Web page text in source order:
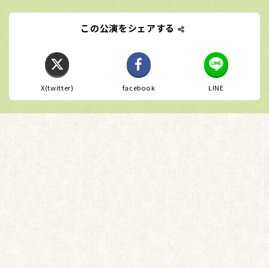
この公演をシェアする
X(twitter) facebook LINE